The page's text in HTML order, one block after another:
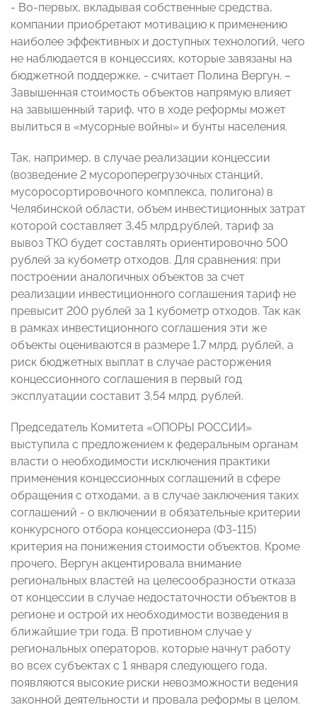
- Во-первых, вкладывая собственные средства,
компании приобретают мотивацию к применению
наиболее эффективных и доступных технологий, чего
не наблюдается в концессиях, которые завязаны на
бюджетной поддержке, - считает Полина Вергун. –
Завышенная стоимость объектов напрямую влияет
на завышенный тариф, что в ходе реформы может
вылиться в «мусорные войны» и бунты населения.
Так, например, в случае реализации концессии
(возведение 2 мусороперегрузочных станций,
мусоросортировочного комплекса, полигона) в
Челябинской области, объем инвестиционных затрат
которой составляет 3,45 млрд.рублей, тариф за
вывоз ТКО будет составлять ориентировочно 500
рублей за кубометр отходов. Для сравнения: при
построении аналогичных объектов за счет
реализации инвестиционного соглашения тариф не
превысит 200 рублей за 1 кубометр отходов. Так как
в рамках инвестиционного соглашения эти же
объекты оцениваются в размере 1,7 млрд. рублей, а
риск бюджетных выплат в случае расторжения
концессионного соглашения в первый год
эксплуатации составит 3,54 млрд. рублей.
Председатель Комитета «ОПОРЫ РОССИИ»
выступила с предложением к федеральным органам
власти о необходимости исключения практики
применения концессионных соглашений в сфере
обращения с отходами, а в случае заключения таких
соглашений - о включении в обязательные критерии
конкурсного отбора концессионера (ФЗ-115)
критерия на понижения стоимости объектов. Кроме
прочего, Вергун акцентировала внимание
региональных властей на целесообразности отказа
от концессии в случае недостаточности объектов в
регионе и острой их необходимости возведения в
ближайшие три года. В противном случае у
региональных операторов, которые начнут работу
во всех субъектах с 1 января следующего года,
появляются высокие риски невозможности ведения
законной деятельности и провала реформы в целом.